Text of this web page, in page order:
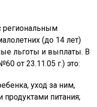
региональным
(до 14 лет)
льготы и выплаты. В
от 23.11.05 г.) это:
уход за ним,
питания;